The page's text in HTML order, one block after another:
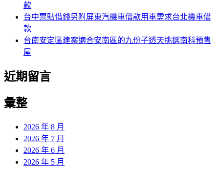
款
台中票貼借錢另附屏東汽機車借款用車需求台北機車借
款
台南安定區建案適合安南區的九份子透天挑選南科預售
屋
近期留言
彙整
2026 年 8 月
2026 年 7 月
2026 年 6 月
2026 年 5 月